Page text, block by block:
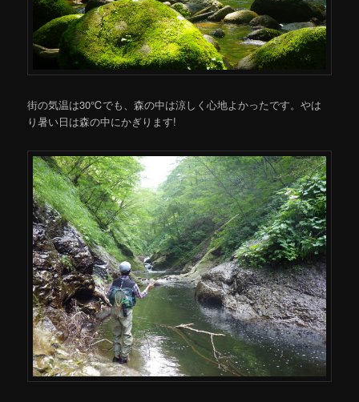
街の気温は30℃でも、森の中は涼しく心地よかったです。やは
り暑い日は森の中にかぎります!